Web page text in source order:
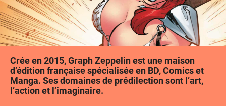
Crée en 2015, Graph Zeppelin est une maison
d’édition française spécialisée en BD, Comics et
Manga. Ses domaines de prédilection sont l’art,
l’action et l’imaginaire.